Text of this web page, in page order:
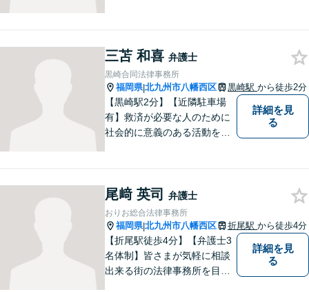
イスを行うことができます。
どんなことでもお気軽にご相
談ください。
三苫 和喜 弁護士
黒崎合同法律事務所
福岡県|北九州市八幡西区 黒崎駅 から徒歩2分
【黒崎駅2分】【近隣駐車場
有】救済が必要な人のために
社会的に意義のある活動をし
できるよう心がけていますの
でお気軽にご相談ください。
詳細を見
る
尾﨑 英司 弁護士
おりお総合法律事務所
福岡県|北九州市八幡西区 折尾駅 から徒歩4分
【折尾駅徒歩4分】【弁護士3
名体制】皆さまが気軽に相談
出来る街の法律事務所を目指
詳細を見
る